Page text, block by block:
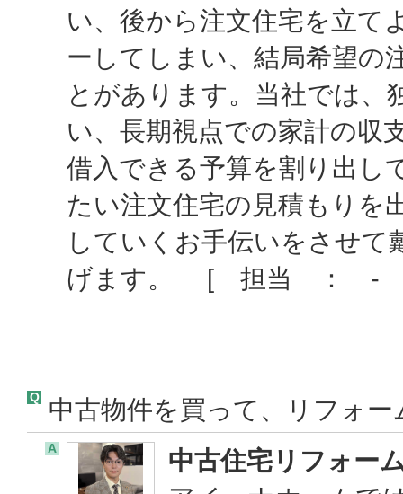
い、後から注文住宅を立て
ーしてしまい、結局希望の
とがあります。当社では、
い、長期視点での家計の収
借入できる予算を割り出し
たい注文住宅の見積もりを
していくお手伝いをさせ
げます。 [ 担当 ： -
Q 中古物件を買って、リフォ
A
中古住宅リフォー